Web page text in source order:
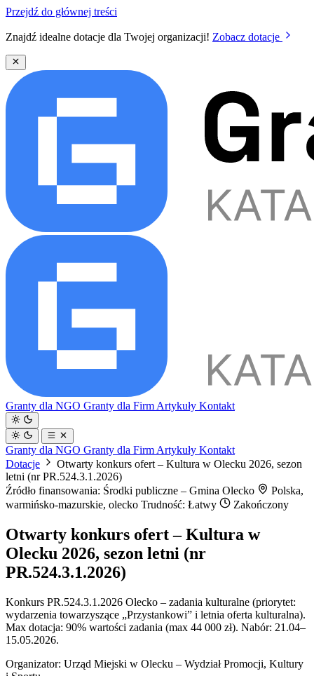
Przejdź do głównej treści
Znajdź idealne dotacje dla Twojej organizacji! Zobacz dotacje
Granty dla NGO Granty dla Firm Artykuły Kontakt
Granty dla NGO Granty dla Firm Artykuły Kontakt
Dotacje
Otwarty konkurs ofert – Kultura w Olecku 2026, sezon
letni (nr PR.524.3.1.2026)
Źródło finansowania: Środki publiczne – Gmina Olecko
Polska,
warmińsko-mazurskie, olecko Trudność: Łatwy Zakończony
Otwarty konkurs ofert – Kultura w
Olecku 2026, sezon letni (nr
PR.524.3.1.2026)
Konkurs PR.524.3.1.2026 Olecko – zadania kulturalne (priorytet:
wydarzenia towarzyszące „Przystankowi” i letnia oferta kulturalna).
Max dotacja: 90% wartości zadania (max 44 000 zł). Nabór: 21.04–
15.05.2026.
Organizator: Urząd Miejski w Olecku – Wydział Promocji, Kultury